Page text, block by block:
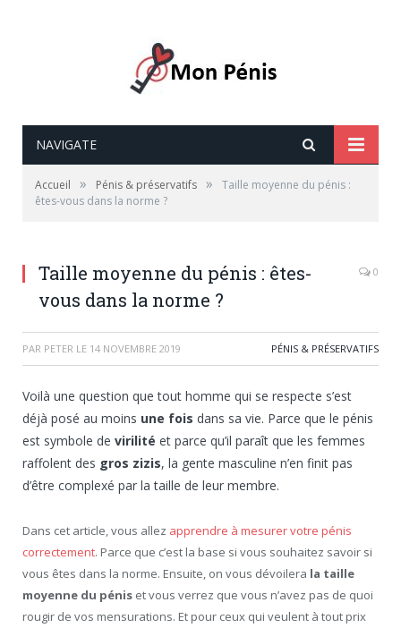
NAVIGATE
Accueil » Pénis & préservatifs »
Taille moyenne du pénis :
êtes-vous dans la norme ?
Taille moyenne du pénis : êtes-
vous dans la norme ?
0
PAR PETER LE 14 NOVEMBRE 2019 PÉNIS & PRÉSERVATIFS
Voilà une question que tout homme qui se respecte s’est
déjà posé au moins une fois dans sa vie. Parce que le pénis
est symbole de virilité et parce qu’il paraît que les femmes
raffolent des gros zizis, la gente masculine n’en finit pas
d’être complexé par la taille de leur membre.
Dans cet article, vous allez apprendre à mesurer votre pénis
correctement. Parce que c’est la base si vous souhaitez savoir si
vous êtes dans la norme. Ensuite, on vous dévoilera la taille
moyenne du pénis et vous verrez que vous n’avez pas de quoi
rougir de vos mensurations. Et pour ceux qui veulent à tout prix